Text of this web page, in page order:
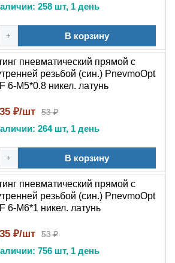
соединителей.
с импортными комплектующими
по посадочным размерам,
фитинга PCF выполняется по
штуцер подключаемого
от загрязнений.
нанести на резьбу
состав или фум-ленту.
на резьбовой штуцер.
соединение ключом – не
после ручного усилия.
258 шт, 1 день
+ В корзину
пневматический прямой с
резьбой (син.) PnevmoOpt
6-M5*0.8 никел. латунь
₽/шт 53 ₽
264 шт, 1 день
+ В корзину
пневматический прямой с
резьбой (син.) PnevmoOpt
6-M6*1 никел. латунь
₽/шт 53 ₽
756 шт, 1 день